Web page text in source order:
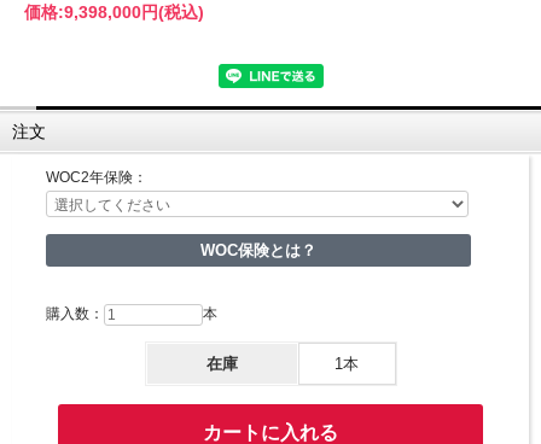
価格:9,398,000円(税込)
注文
WOC2年保険：
WOC保険とは？
購入数： 本
在庫 1本